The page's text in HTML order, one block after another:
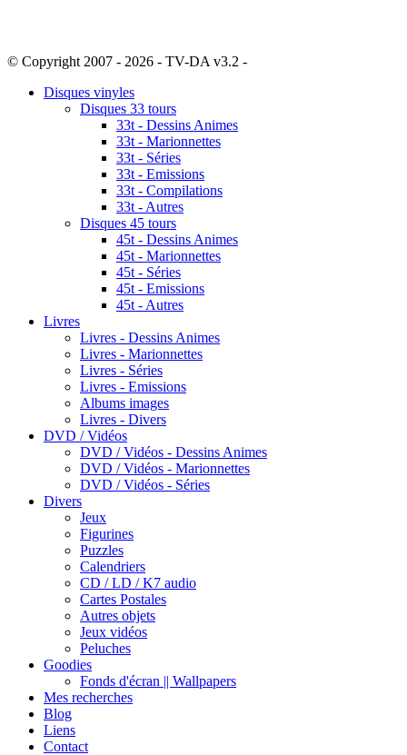
© Copyright 2007 - 2026 - TV-DA v3.2 -
Disques vinyles
Disques 33 tours
33t - Dessins Animes
33t - Marionnettes
33t - Séries
33t - Emissions
33t - Compilations
33t - Autres
Disques 45 tours
45t - Dessins Animes
45t - Marionnettes
45t - Séries
45t - Emissions
45t - Autres
Livres
Livres - Dessins Animes
Livres - Marionnettes
Livres - Séries
Livres - Emissions
Albums images
Livres - Divers
DVD / Vidéos
DVD / Vidéos - Dessins Animes
DVD / Vidéos - Marionnettes
DVD / Vidéos - Séries
Divers
Jeux
Figurines
Puzzles
Calendriers
CD / LD / K7 audio
Cartes Postales
Autres objets
Jeux vidéos
Peluches
Goodies
Fonds d'écran || Wallpapers
Mes recherches
Blog
Liens
Contact